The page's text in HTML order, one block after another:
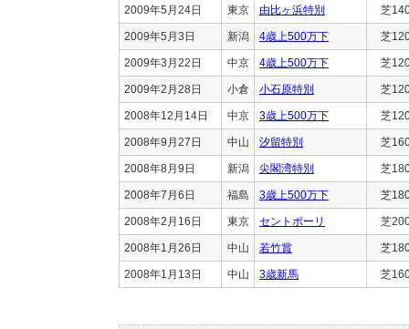
2009年5月24日 東京 由比ヶ浜特別 芝
2009年5月3日 新潟 4歳上500万下 芝
2009年3月22日 中京 4歳上500万下 芝
2009年2月28日 小倉 小石原特別 芝
2008年12月14日 中京 3歳上500万下 芝
2008年9月27日 中山 汐留特別 芝
2008年8月9日 新潟 尖閣湾特別 芝
2008年7月6日 福島 3歳上500万下 芝
2008年2月16日 東京 セントポーリ 芝
2008年1月26日 中山 若竹賞 芝
2008年1月13日 中山 3歳新馬 芝